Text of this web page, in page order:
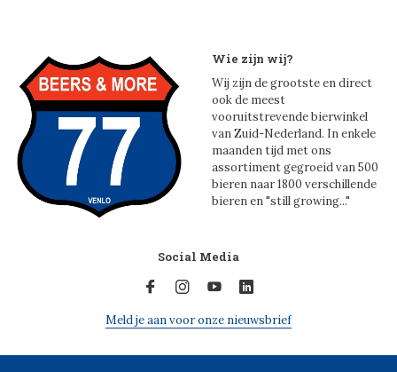
Wie zijn wij?
Wij zijn de grootste en direct
ook de meest
vooruitstrevende bierwinkel
van Zuid-Nederland. In enkele
maanden tijd met ons
assortiment gegroeid van 500
bieren naar 1800 verschillende
bieren en "still growing..."
Social Media
Meld je aan voor onze nieuwsbrief